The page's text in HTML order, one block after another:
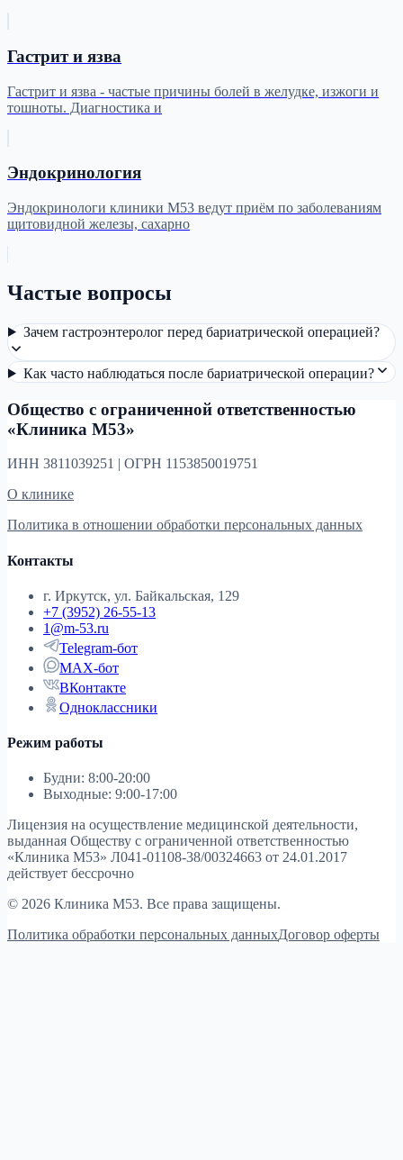
Гастрит и язва
Гастрит и язва - частые причины болей в желудке, изжоги и
тошноты. Диагностика и
Эндокринология
Эндокринологи клиники М53 ведут приём по заболеваниям
щитовидной железы, сахарно
Частые вопросы
Зачем гастроэнтеролог перед бариатрической операцией?
Как часто наблюдаться после бариатрической операции?
Общество с ограниченной ответственностью
«Клиника М53»
ИНН 3811039251 | ОГРН 1153850019751
О клинике
Политика в отношении обработки персональных данных
Контакты
г. Иркутск, ул. Байкальская, 129
+7 (3952) 26-55-13
1@m-53.ru
Telegram-бот
MAX-бот
ВКонтакте
Одноклассники
Режим работы
Будни: 8:00-20:00
Выходные: 9:00-17:00
Лицензия на осуществление медицинской деятельности,
выданная Обществу с ограниченной ответственностью
«Клиника М53» Л041-01108-38/00324663 от 24.01.2017
действует бессрочно
© 2026 Клиника М53. Все права защищены.
Политика обработки персональных данныхДоговор оферты